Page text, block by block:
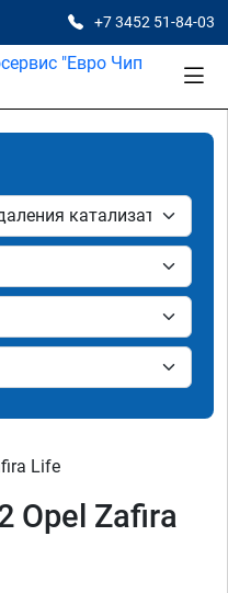
+7 3452 51-84-03
Life
Opel Zafira